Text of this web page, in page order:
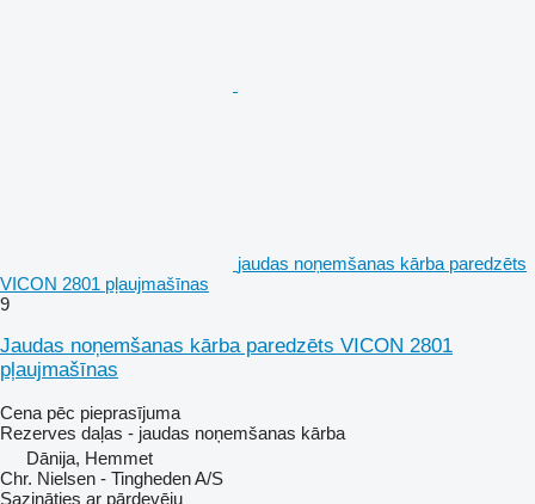
jaudas noņemšanas kārba paredzēts
VICON 2801 pļaujmašīnas
9
Jaudas noņemšanas kārba paredzēts VICON 2801
pļaujmašīnas
Cena pēc pieprasījuma
Rezerves daļas - jaudas noņemšanas kārba
Dānija, Hemmet
Chr. Nielsen - Tingheden A/S
Sazināties ar pārdevēju